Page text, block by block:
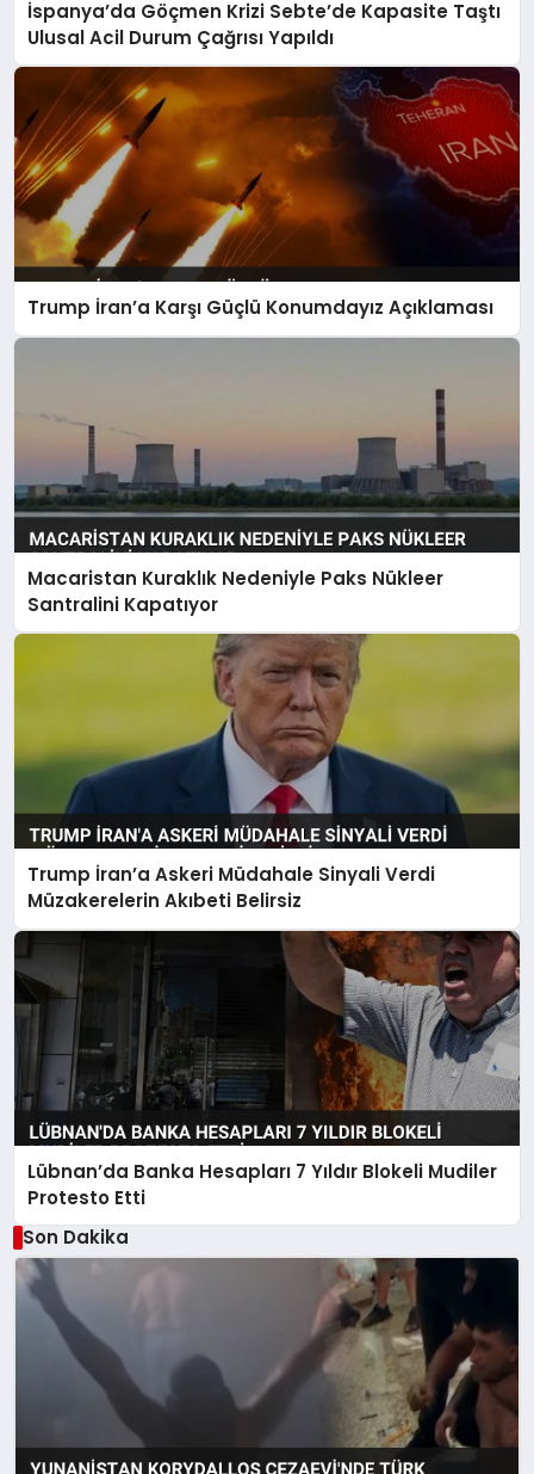
İspanya’da Göçmen Krizi Sebte’de Kapasite Taştı
Ulusal Acil Durum Çağrısı Yapıldı
Trump İran’a Karşı Güçlü Konumdayız Açıklaması
Macaristan Kuraklık Nedeniyle Paks Nükleer
Santralini Kapatıyor
Trump İran’a Askeri Müdahale Sinyali Verdi
Müzakerelerin Akıbeti Belirsiz
Lübnan’da Banka Hesapları 7 Yıldır Blokeli Mudiler
Protesto Etti
Son Dakika